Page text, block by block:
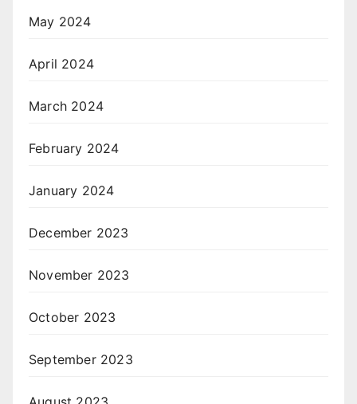
May 2024
April 2024
March 2024
February 2024
January 2024
December 2023
November 2023
October 2023
September 2023